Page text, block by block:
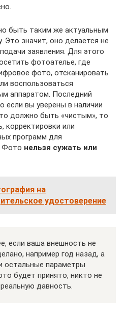
быть таким же актуальным
Это значит, оно делается не
заявления. Для этого
фотоателье, где
фото, отсканировать
воспользоваться
аппаратом. Последний
если вы уверены в наличии
должно быть «чистым», то
корректировки или
программ для
Фото нельзя сужать или
на
удостоверение
если ваша внешность не
например год назад, а
остальные параметры
будет принято, никто не
давность.